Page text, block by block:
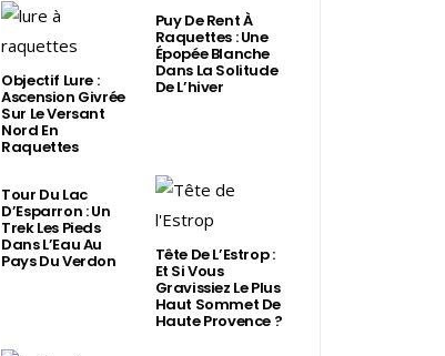
Objectif Lure :
Ascension Givrée
Sur Le Versant
Nord En
Raquettes
Puy De Rent À
Raquettes : Une
Épopée Blanche
Dans La Solitude
De L’hiver
Tour Du Lac
D’Esparron : Un
Trek Les Pieds
Dans L’Eau Au
Pays Du Verdon Tête De L’Estrop :
Et Si Vous
Gravissiez Le Plus
Haut Sommet De
Haute Provence ?